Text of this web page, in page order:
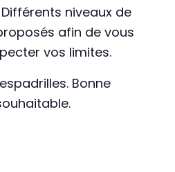
niveaux de
afin de vous
vos limites.
Bonne